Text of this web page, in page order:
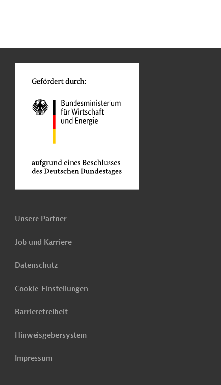
Unsere Partner
Job und Karriere
Datenschutz
Cookie-Einstellungen
Barrierefreiheit
Hinweisgebersystem
Impressum